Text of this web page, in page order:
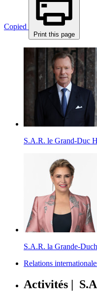
Copied
Print this page
S.A.R. le Grand-Duc
S.A.R. la Grande-
Relations
Activités |